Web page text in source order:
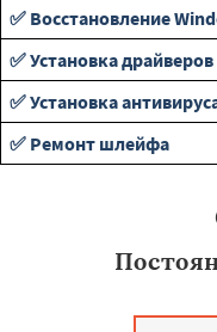
✅ Восстановление
✅ Установка
✅ Установка
✅ Ремонт шлейфа